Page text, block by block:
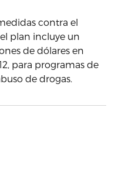
contra el
plan incluye un
de dólares en
para programas de
de drogas.